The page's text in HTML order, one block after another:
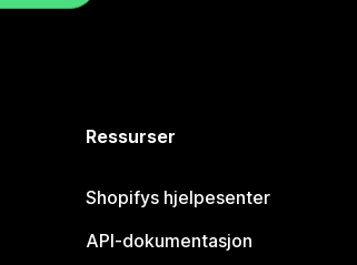
Ressurser
Shopifys hjelpesenter
API-dokumentasjon